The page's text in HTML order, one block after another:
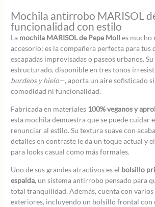
Mochila antirrobo MARISOL
funcionalidad con estilo
La mochila MARISOL de Pepe Moll es mucho
accesorio: es la compañera perfecta para tus
escapadas improvisadas o paseos urbanos.
estructurado, disponible en tres tonos
burdeos y hielo—, aporta un aire sofisticado
comodidad ni funcionalidad.
Fabricada en materiales 100% veganos y
esta mochila demuestra que se puede cuidar
renunciar al estilo. Su textura suave con
detalles en contraste le da un toque actual y
para looks casual como más formales.
Uno de sus grandes atractivos es el bolsillo
espalda, un sistema antirrobo pensado para
total tranquilidad. Además, cuenta con
exteriores, incluyendo un bolsillo frontal con